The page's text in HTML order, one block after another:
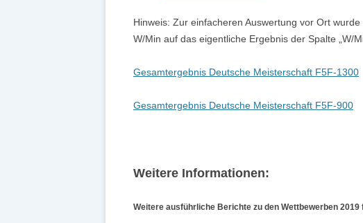
Hinweis: Zur einfacheren Auswertung vor Ort
W/Min auf das eigentliche Ergebnis der Spalte „W/
Gesamtergebnis Deutsche Meisterschaft F5F-1300
Gesamtergebnis Deutsche Meisterschaft F5F-900
Weitere Informationen:
Weitere ausführliche Berichte zu den Wettbewerben 2019